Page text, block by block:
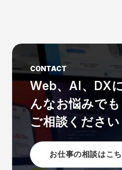
CONTACT
Web、AI、DX
んなお悩みでも
ご相談ください
お仕事の相談はこ